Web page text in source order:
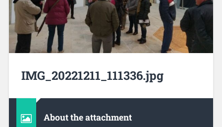
IMG_20221211_111336.jpg
About the attachment